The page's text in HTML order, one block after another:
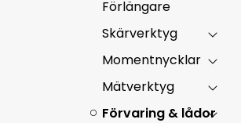
Förlängare
Skärverktyg
Momentnycklar
Mätverktyg
Förvaring & lådor